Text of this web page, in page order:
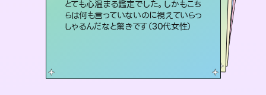
とても心温まる鑑定でした。しかもこち
らは何も言っていないのに視えていらっ
しゃるんだなと驚きです（30代女性）
た（50代 女性）
とうございました（40代 女性）
持ちを整えられます（30代 男性）
打てて前向きになれます（40代）
感じました（40代 女性）